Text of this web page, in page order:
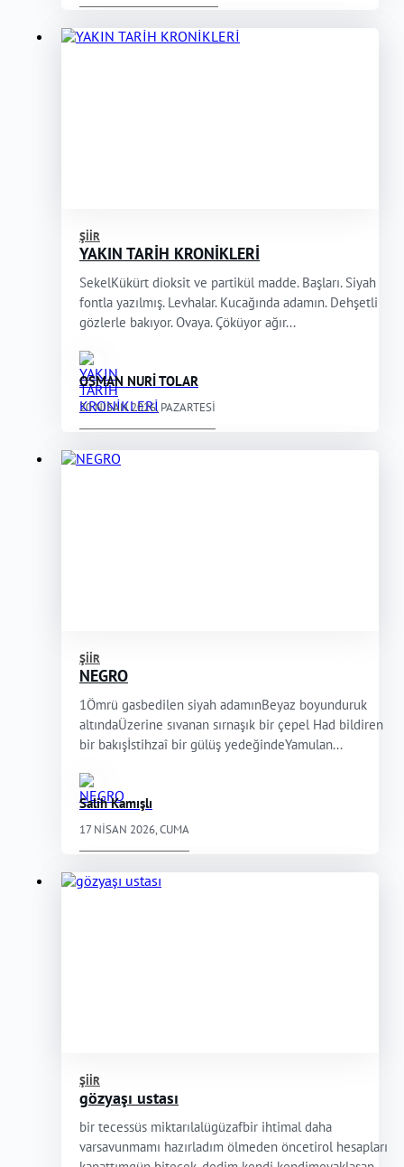
ŞIIR
YAKIN TARİH KRONİKLERİ
SekelKükürt dioksit ve partikül madde. Başları. Siyah
fontla yazılmış. Levhalar. Kucağında adamın. Dehşetli
gözlerle bakıyor. Ovaya. Çöküyor ağır...
OSMAN NURİ TOLAR
20 NISAN 2026, PAZARTESI
ŞIIR
NEGRO
1Ömrü gasbedilen siyah adamınBeyaz boyunduruk
altındaÜzerine sıvanan sırnaşık bir çepel Had bildiren
bir bakışİstihzaî bir gülüş yedeğindeYamulan...
Salih Kamışlı
17 NISAN 2026, CUMA
ŞIIR
gözyaşı ustası
bir tecessüs miktarılalügüzafbir ihtimal daha
varsavunmamı hazırladım ölmeden öncetirol hesapları